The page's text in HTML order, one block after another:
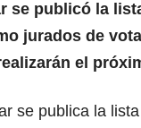
se publicó la
jurados de
el
se publica la